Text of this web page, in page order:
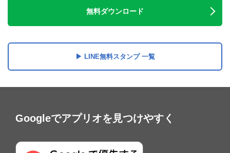
無料ダウンロード
LINE無料スタンプ 一覧
Googleでアプリオを見つけやすく